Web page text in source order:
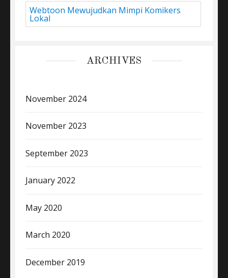
Webtoon Mewujudkan Mimpi Komikers
Lokal
ARCHIVES
November 2024
November 2023
September 2023
January 2022
May 2020
March 2020
December 2019